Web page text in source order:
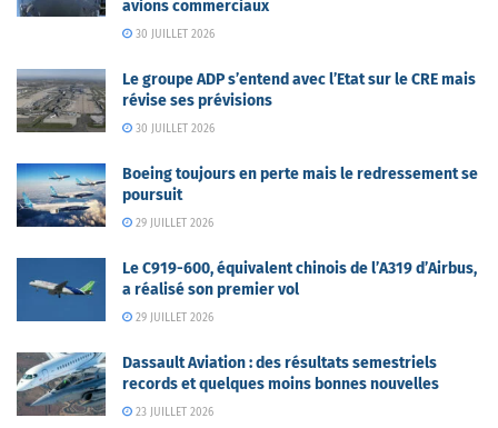
avions commerciaux
30 JUILLET 2026
Le groupe ADP s’entend avec l’Etat sur le CRE mais
révise ses prévisions
30 JUILLET 2026
Boeing toujours en perte mais le redressement se
poursuit
29 JUILLET 2026
Le C919-600, équivalent chinois de l’A319 d’Airbus,
a réalisé son premier vol
29 JUILLET 2026
Dassault Aviation : des résultats semestriels
records et quelques moins bonnes nouvelles
23 JUILLET 2026